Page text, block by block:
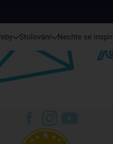
Stolování Nechte se